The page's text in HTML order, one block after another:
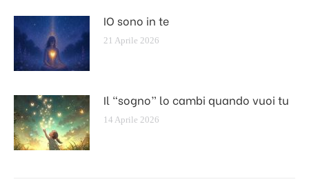
IO sono in te
21 Aprile 2026
Il “sogno” lo cambi quando vuoi tu
14 Aprile 2026